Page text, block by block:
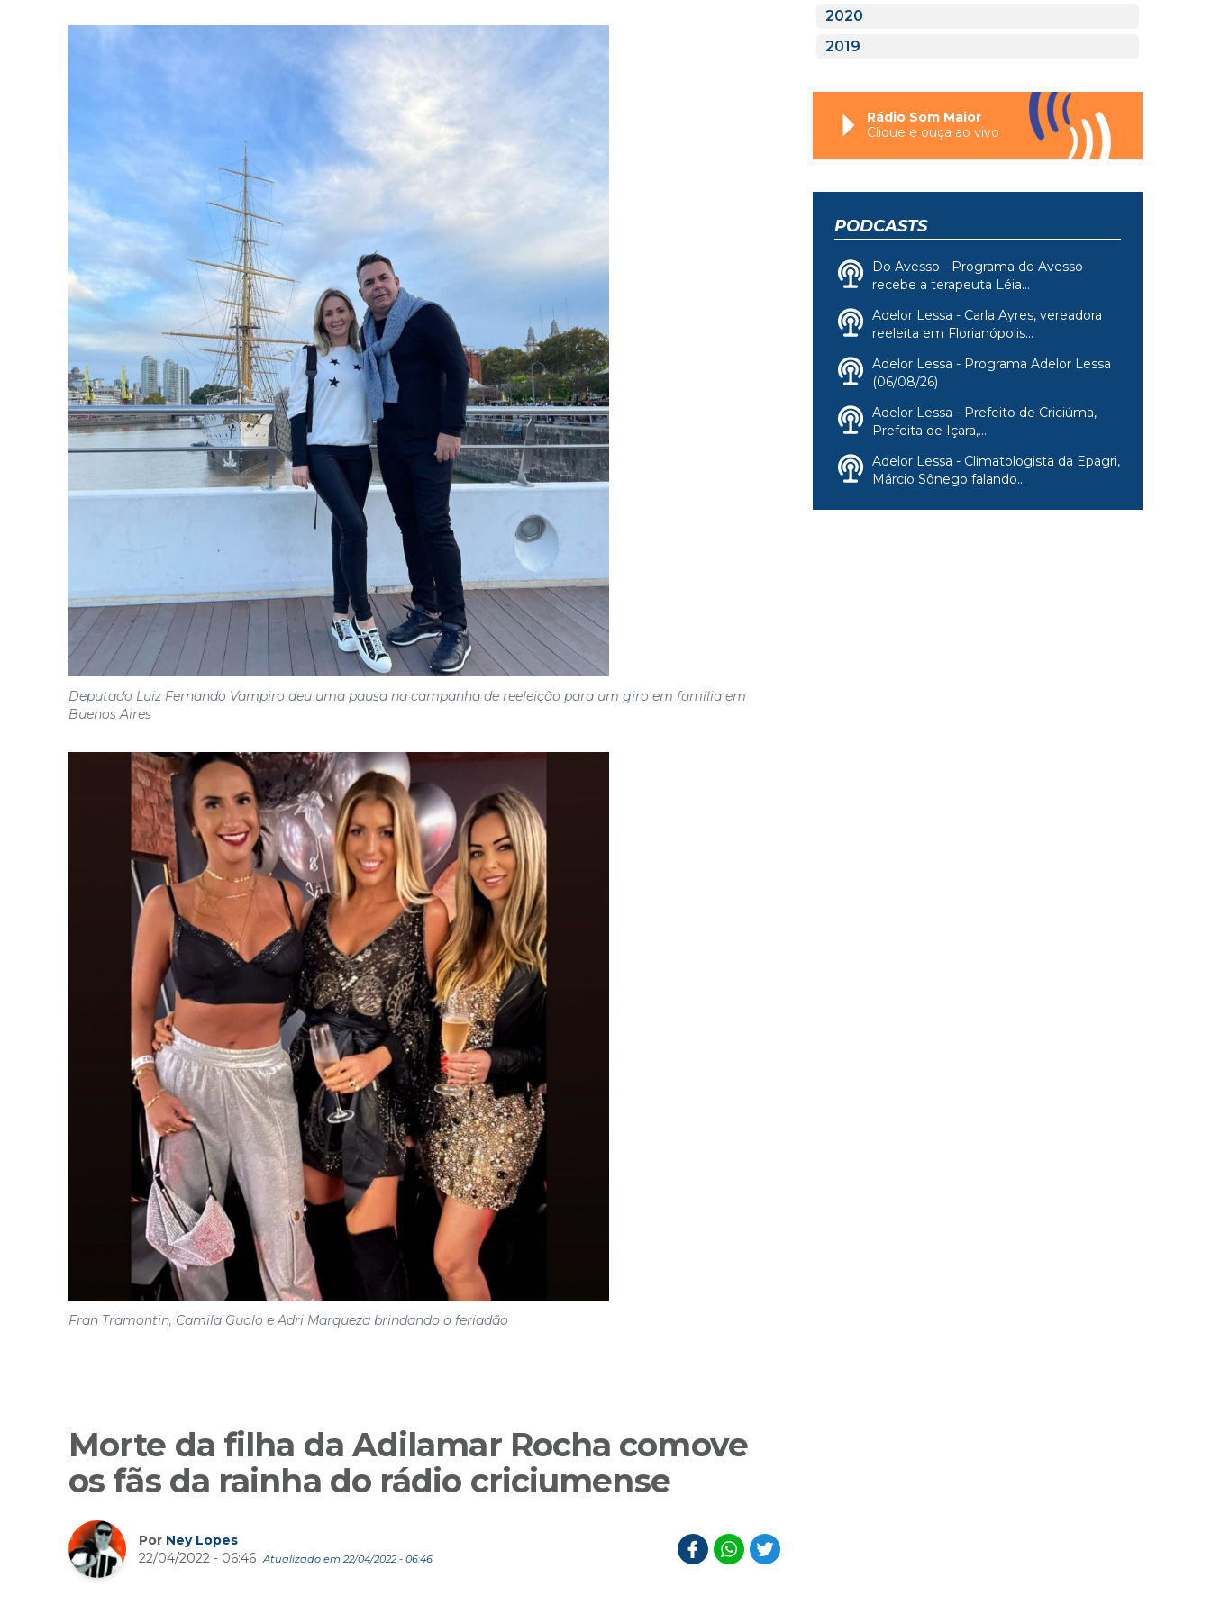
Deputado Luiz Fernando Vampiro deu uma pausa na campanha de reeleição para um giro em família em
Buenos Aires
Fran Tramontin, Camila Guolo e Adri Marqueza brindando o feriadão
Morte da filha da Adilamar Rocha comove
os fãs da rainha do rádio criciumense
Por Ney Lopes
22/04/2022 - 06:46 Atualizado em 22/04/2022 - 06:46
2020
2019
Rádio Som Maior
Clique e ouça ao vivo
PODCASTS
Do Avesso - Programa do Avesso
recebe a terapeuta Léia...
Adelor Lessa - Carla Ayres, vereadora
reeleita em Florianópolis...
Adelor Lessa - Programa Adelor Lessa
(06/08/26)
Adelor Lessa - Prefeito de Criciúma,
Prefeita de Içara,...
Adelor Lessa - Climatologista da Epagri,
Márcio Sônego falando...